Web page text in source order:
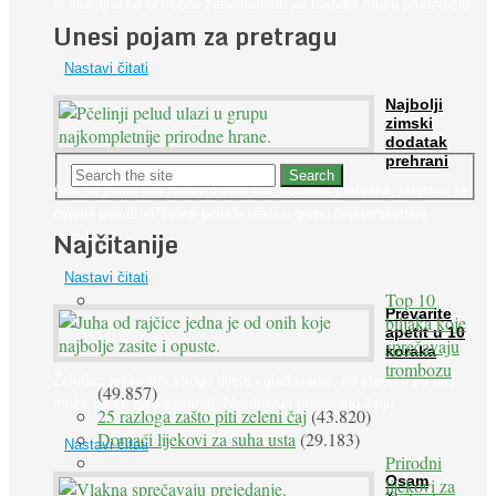
...
Nastavi čitati
Najbolji
zimski
dodatak
prehrani
Ako se pitate što nabaviti zimi kao dodatak prehrane, odgovor je:
prirodne ...
Nastavi čitati
Prevarite
apetit u 10
koraka
Želudac teško trpi stroge dijete i gladovanje, no srećom po nas
može ga se lako zavarati. Nezdravu i pretjeranu želju ...
Nastavi čitati
Osam
Unesi pojam za pretragu
Najčitanije
Top 10
biljaka koje
sprečavaju
trombozu
(49.857)
25 razloga zašto piti zeleni čaj(43.820)
Domaći lijekovi za suha usta (29.183)
Prirodni
lijekovi za